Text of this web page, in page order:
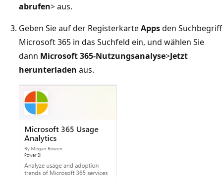
abrufen> aus.
Geben Sie auf der RegisterkarteAppsden Suchbegriff
Microsoft 365 in das Suchfeld ein, und wählen Sie
dann Microsoft 365-Nutzungsanalyse>Jetzt
herunterladen aus.